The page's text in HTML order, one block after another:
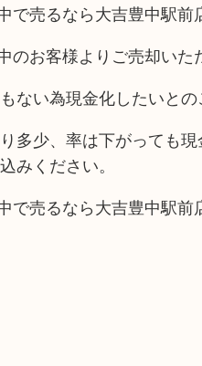
で売るなら大吉豊中駅前
のお客様よりご売却いた
ない為現金化したいとの
多少、率は下がっても
みください。
で売るなら大吉豊中駅前